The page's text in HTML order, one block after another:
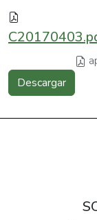
Descargar